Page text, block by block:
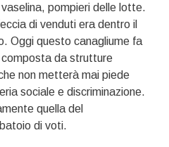
pompieri delle lotte.
di venduti era dentro il
Oggi questo canagliume fa
da strutture
non metterà mai piede
sociale e discriminazione.
quella del
di voti.